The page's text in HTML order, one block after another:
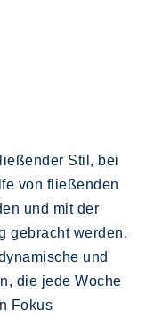
Stil, bei
von fließenden
und mit der
gebracht werden.
und
die jede Woche
Fokus